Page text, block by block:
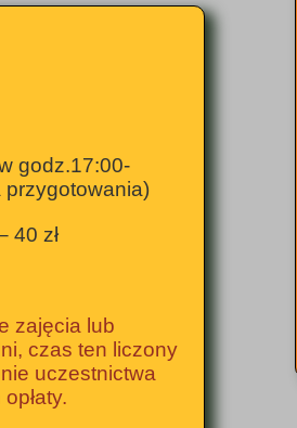
godz.17:00-
przygotowania)
40 zł
zajęcia lub
czas ten liczony
uczestnictwa